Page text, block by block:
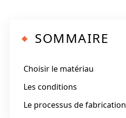
SOMMAIRE
Choisir le matériau
Les conditions
Le processus de fabrication